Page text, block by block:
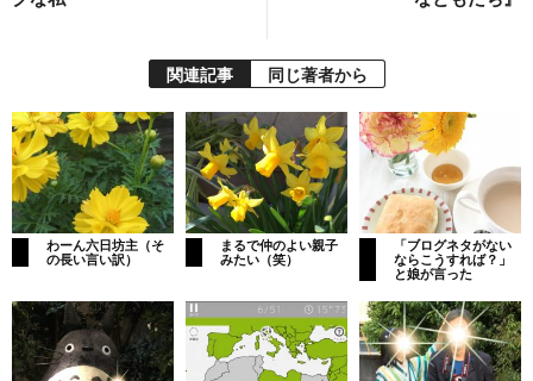
関連記事 同じ著者から
わーん六日坊主（そ
の長い言い訳）
まるで仲のよい親子
みたい（笑）
「ブログネタがない
ならこうすれば？」
と娘が言った